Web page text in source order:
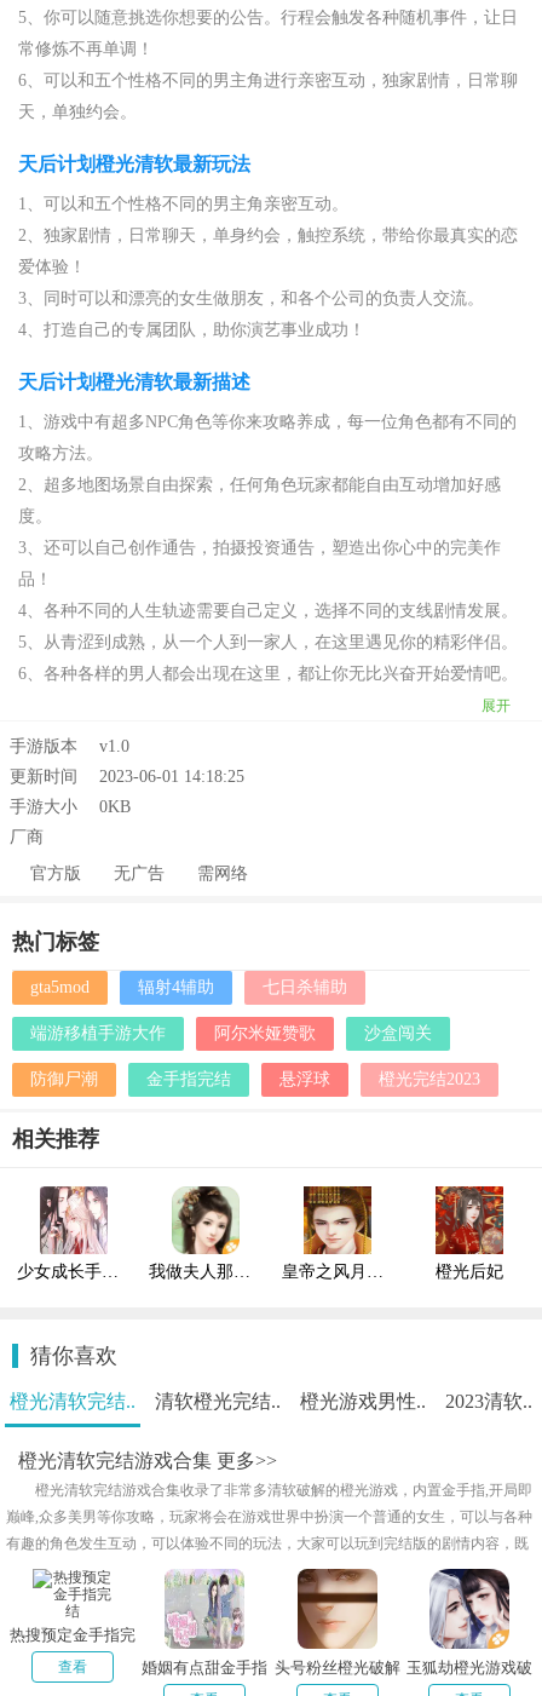
5、你可以随意挑选你想要的公告。行程会触发各种随机事件，让日
常修炼不再单调！
6、可以和五个性格不同的男主角进行亲密互动，独家剧情，日常聊
天，单独约会。
天后计划橙光清软最新玩法
1、可以和五个性格不同的男主角亲密互动。
2、独家剧情，日常聊天，单身约会，触控系统，带给你最真实的恋
爱体验！
3、同时可以和漂亮的女生做朋友，和各个公司的负责人交流。
4、打造自己的专属团队，助你演艺事业成功！
天后计划橙光清软最新描述
1、游戏中有超多NPC角色等你来攻略养成，每一位角色都有不同的
攻略方法。
2、超多地图场景自由探索，任何角色玩家都能自由互动增加好感
度。
3、还可以自己创作通告，拍摄投资通告，塑造出你心中的完美作
品！
4、各种不同的人生轨迹需要自己定义，选择不同的支线剧情发展。
5、从青涩到成熟，从一个人到一家人，在这里遇见你的精彩伴侣。
6、各种各样的男人都会出现在这里，都让你无比兴奋开始爱情吧。
展开
手游版本
v1.0
更新时间
2023-06-01 14:18:25
手游大小
0KB
厂商
官方版
无广告 需网络
热门标签
gta5mod 辐射4辅助 七日杀辅助
端游移植手游大作 阿尔米娅赞歌 沙盒闯关
防御尸潮 金手指完结 悬浮球 橙光完结2023
相关推荐
少女成长手札2023清软版 我做夫人那些年清软 皇帝之风月王朝橙光清软2023 橙光后妃
猜你喜欢
橙光清软完结.. 清软橙光完结.. 橙光游戏男性.. 2023清软..
橙光清软完结游戏合集 更多>>
橙光清软完结游戏合集收录了非常多清软破解的橙光游戏，内置金手指,开局即
巅峰,众多美男等你攻略，玩家将会在游戏世界中扮演一个普通的女生，可以与各种
有趣的角色发生互动，可以体验不同的玩法，大家可以玩到完结版的剧情内容，既
包含穿越重生宫斗的古言类型又包含都市言情，快来体验不一样的人生吧！
热搜预定金手指完
结
查看
婚姻有点甜金手指 头号粉丝橙光破解 玉狐劫橙光游戏破